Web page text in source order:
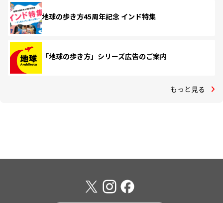
地球の歩き方45周年記念 インド特集
「地球の歩き方」シリーズ広告のご案内
もっと見る